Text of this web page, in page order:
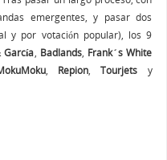
emergentes, y pasar dos
y por votación popular), los 9
García Badlands, Frank´s White
, Repion,Tourjets y